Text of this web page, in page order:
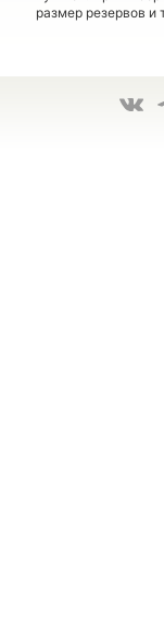
размер резервов и